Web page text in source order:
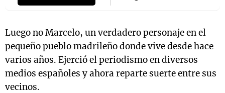
Luego no Marcelo, un verdadero personaje en el
pequeño pueblo madrileño donde vive desde hace
varios años. Ejerció el periodismo en diversos
medios españoles y ahora reparte suerte entre sus
vecinos.